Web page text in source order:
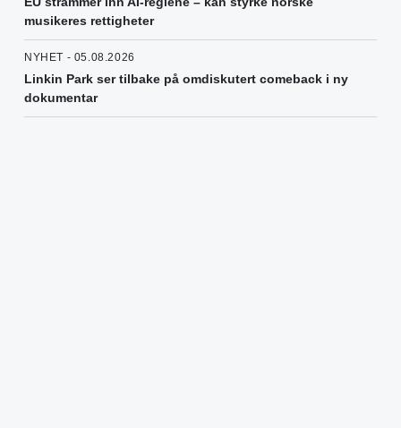
musikeres rettigheter
NYHET - 05.08.2026
Linkin Park ser tilbake på omdiskutert comeback i ny
dokumentar